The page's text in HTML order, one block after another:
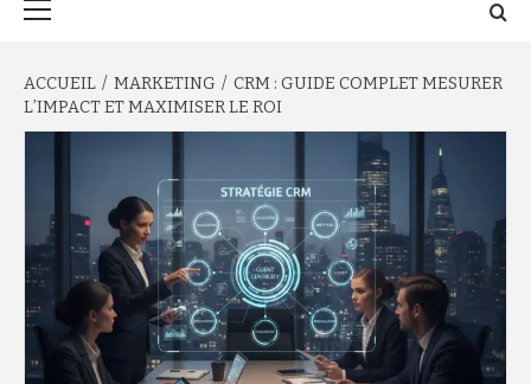
ACCUEIL MARKETING
CRM : GUIDE COMPLET MESURER
L’IMPACT ET MAXIMISER LE ROI